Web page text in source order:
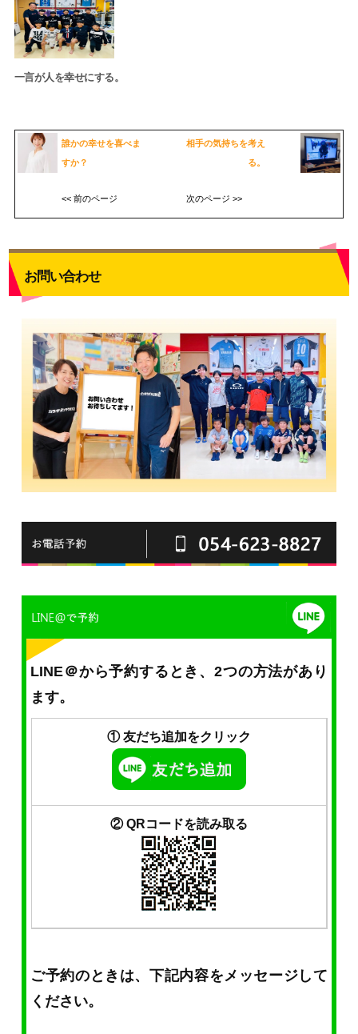
一言が人を幸せにする。
誰かの幸せを喜べま
すか？
<< 前のページ
相手の気持ちを考え
る。
次のページ >>
お問い合わせ
LINE＠から予約するとき、2つの方法があり
ます。
① 友だち追加をクリック
② QRコードを読み取る
ご予約のときは、下記内容をメッセージして
ください。